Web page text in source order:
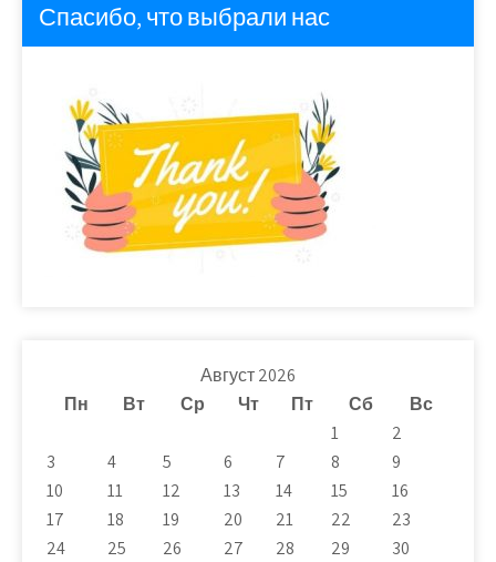
Спасибо, что выбрали нас
Август 2026
Пн
Вт Ср Чт Пт Сб
Вс
1
2
3
4 5 6 7 8
9
10
11 12 13 14 15
16
17
18 19 20 21 22
23
24
25 26 27 28 29
30